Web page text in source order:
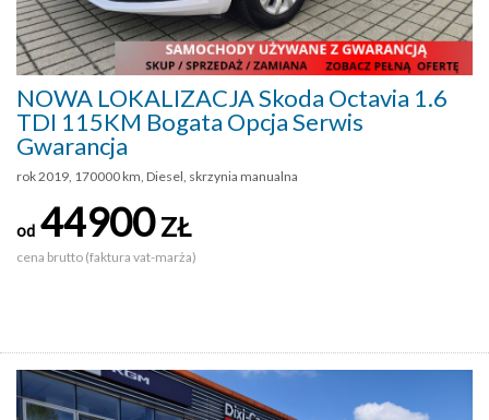
NOWA LOKALIZACJA Skoda Octavia 1.6
TDI 115KM Bogata Opcja Serwis
Gwarancja
rok 2019, 170000 km, Diesel, skrzynia manualna
od 44900ZŁ
cena brutto (faktura vat-marża)